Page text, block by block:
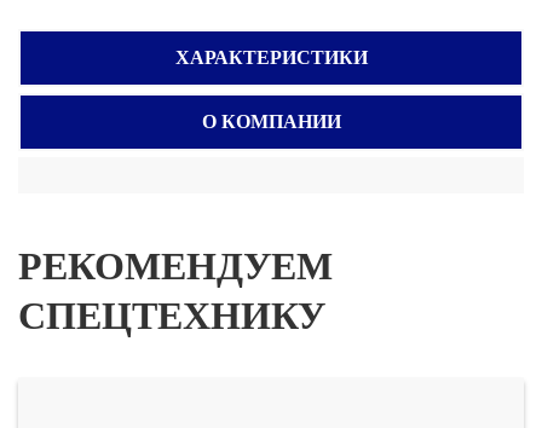
ХАРАКТЕРИСТИКИ
О КОМПАНИИ
РЕКОМЕНДУЕМ
СПЕЦТЕХНИКУ